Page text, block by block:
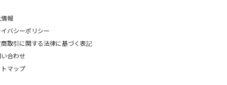
報
イバシーポリシー
取引に関する法律に基づく表記
い合わせ
マップ